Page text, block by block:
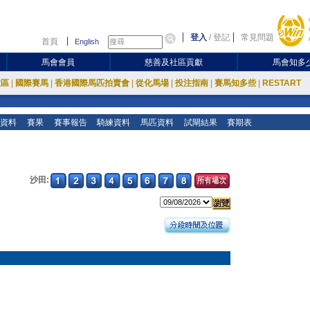
首頁 English 登入 /登記 常見問題
馬會會員 慈善及社區貢獻 馬會知多
國際賽馬 香港國際馬匹拍賣會 從化馬場 投注指南 賽馬知多些 RESTART
料 賽果 賽事報告 騎練資料 馬匹資料 試閘結果 賽期表
沙田: